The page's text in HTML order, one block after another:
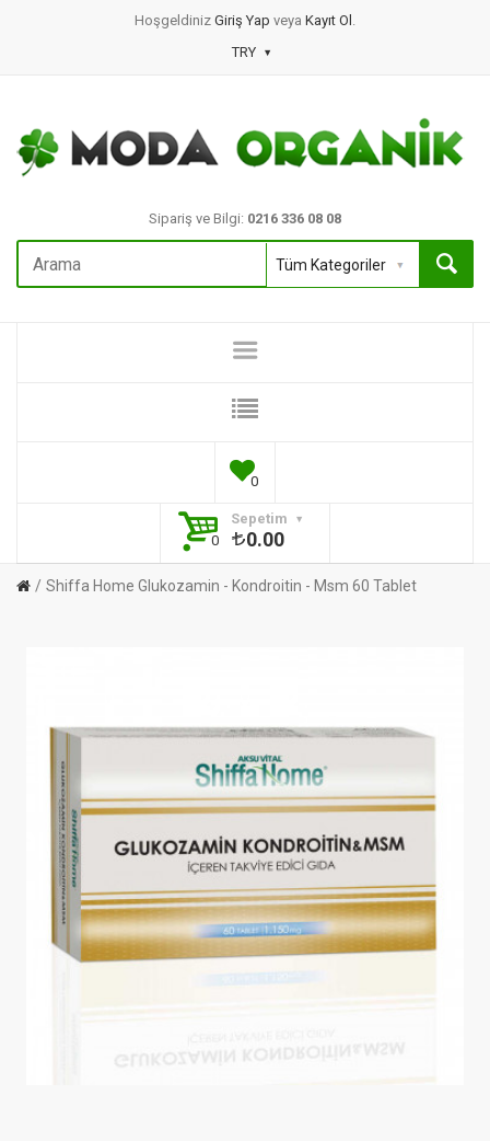
Hoşgeldiniz Giriş Yap veya Kayıt Ol .
TRY
Sipariş ve Bilgi: 0216 336 08 08
0
Sepetim
0
0.00
Shiffa Home Glukozamin - Kondroitin - Msm 60 Tablet